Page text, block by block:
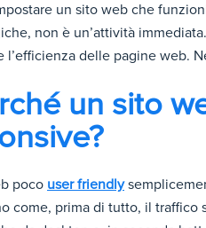
un sito web che
non è un’attività
l’efficienza delle pagine web.
un sito
poco user friendly
come, prima di tutto, il